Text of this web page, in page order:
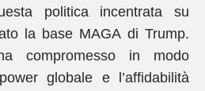
politica incentrata su
la base MAGA di Trump.
compromesso in modo
globale e l’affidabilità